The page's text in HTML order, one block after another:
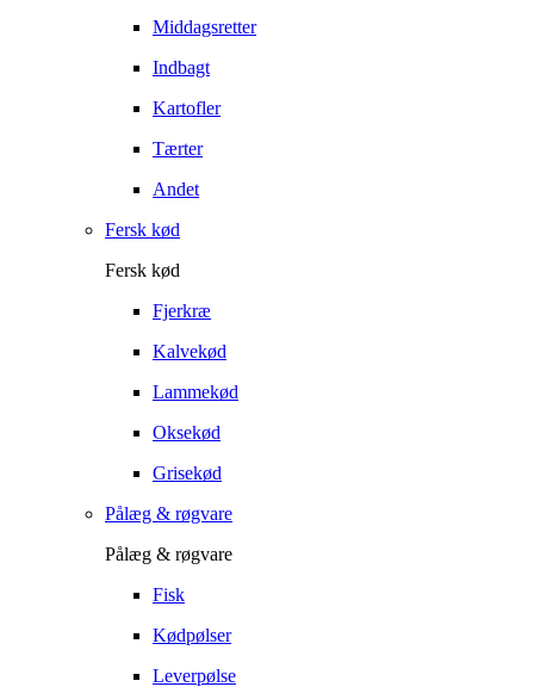
Middagsretter
Indbagt
Kartofler
Tærter
Andet
Fersk kød
Fersk kød
Fjerkræ
Kalvekød
Lammekød
Oksekød
Grisekød
Pålæg & røgvare
Pålæg & røgvare
Fisk
Kødpølser
Leverpølse